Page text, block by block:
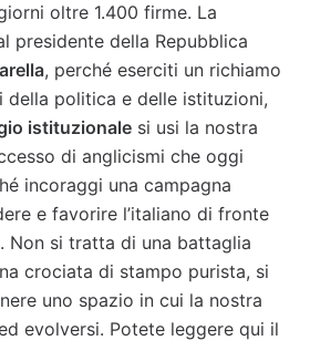
oltre 1.400 firme. La
presidente della Repubblica
, perché eserciti un richiamo
della politica e delle istituzioni,
istituzionale si usi la nostra
di anglicismi che oggi
incoraggi una campagna
e favorire l’italiano di fronte
Non si tratta di una battaglia
crociata di stampo purista, si
uno spazio in cui la nostra
evolversi. Potete leggere qui il